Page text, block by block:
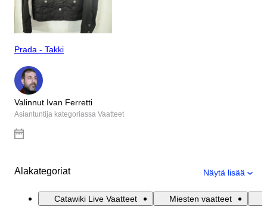
Prada - Takki
Valinnut Ivan Ferretti
Asiantuntija kategoriassa Vaatteet
Alakategoriat Näytä lisää
Catawiki Live Vaatteet Miesten vaatteet